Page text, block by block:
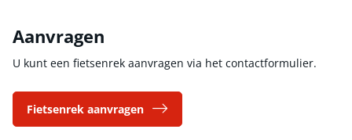
Aanvragen
U kunt een fietsenrek aanvragen via het contactformulier.
Fietsenrek aanvragen